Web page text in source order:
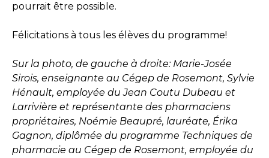
pourrait être possible.
Félicitations à tous les élèves du programme!
Sur la photo, de gauche à droite: Marie-Josée
Sirois, enseignante au Cégep de Rosemont, Sylvie
Hénault, employée du Jean Coutu Dubeau et
Larrivière et représentante des pharmaciens
propriétaires, Noémie Beaupré, lauréate, Érika
Gagnon, diplômée du programme Techniques de
pharmacie au Cégep de Rosemont, employée du